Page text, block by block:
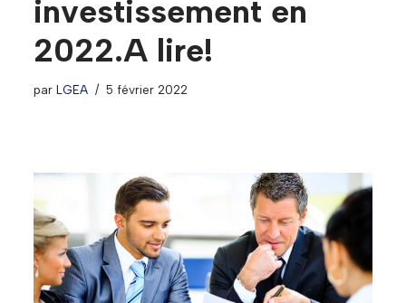
investissement en
2022.A lire!
parLGEA 5 février 2022